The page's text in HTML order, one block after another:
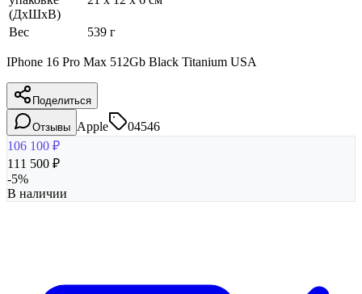
(ДхШхВ)
Вес 539 г
IPhone 16 Pro Max 512Gb Black Titanium USA
Поделиться
Отзывы Apple
04546
106 100 ₽
111 500 ₽
-5%
В наличии